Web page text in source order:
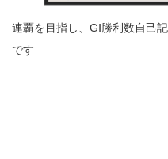
連覇を目指し、GⅠ勝利数自己
です